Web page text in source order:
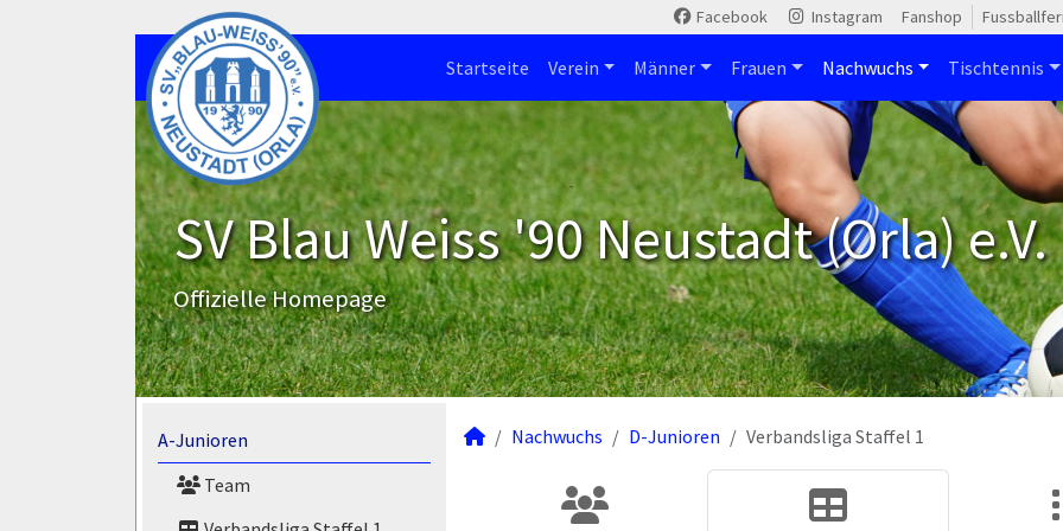
Facebook Instagram Fanshop
Startseite Verein Männer Frauen Nachwuchs Tischtennis
SV Blau Weiss '90 Neustadt (Orla) e.V.
Offizielle Homepage
A-Junioren
Team
Nachwuchs D-Junioren Verbandsliga Staffel 1